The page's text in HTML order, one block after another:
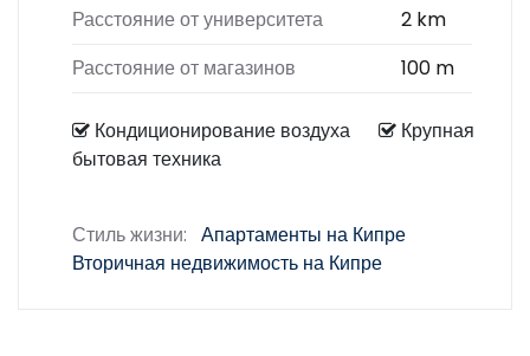
Расстояние от университета
2 km
Расстояние от магазинов
100 m
Кондиционирование воздуха
Крупная
бытовая техника
Стиль жизни: Апартаменты на Кипре
Вторичная недвижимость на Кипре